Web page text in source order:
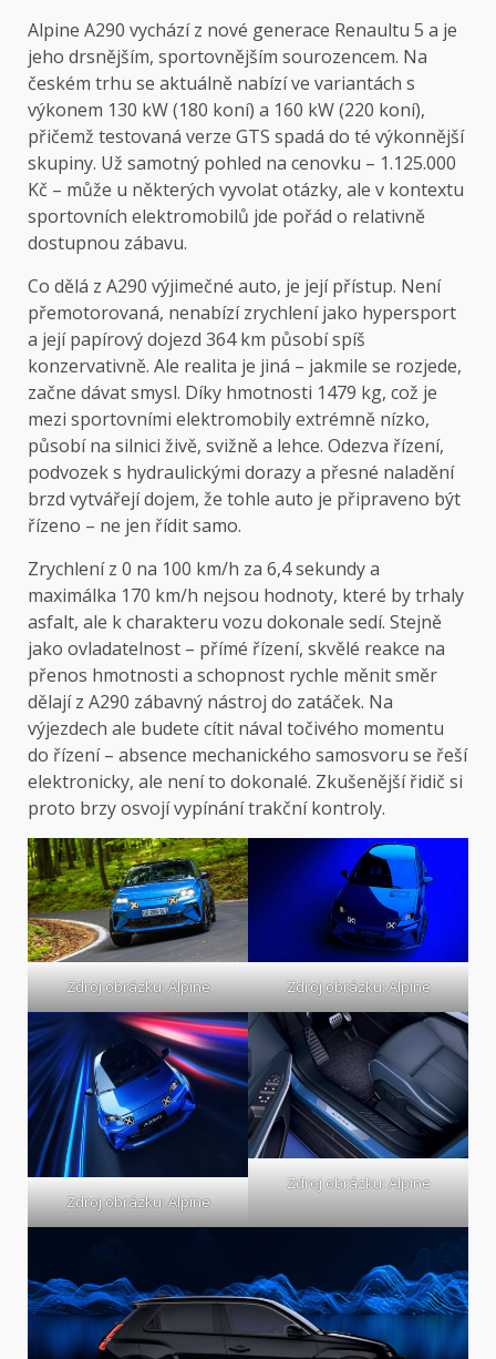
Alpine A290 vychází z nové generace Renaultu 5 a je
jeho drsnějším, sportovnějším sourozencem. Na
českém trhu se aktuálně nabízí ve variantách s
výkonem 130 kW (180 koní) a 160 kW (220 koní),
přičemž testovaná verze GTS spadá do té výkonnější
skupiny. Už samotný pohled na cenovku – 1.125.000
Kč – může u některých vyvolat otázky, ale v kontextu
sportovních elektromobilů jde pořád o relativně
dostupnou zábavu.
Co dělá z A290 výjimečné auto, je její přístup. Není
přemotorovaná, nenabízí zrychlení jako hypersport
a její papírový dojezd 364 km působí spíš
konzervativně. Ale realita je jiná – jakmile se rozjede,
začne dávat smysl. Díky hmotnosti 1479 kg, což je
mezi sportovními elektromobily extrémně nízko,
působí na silnici živě, svižně a lehce. Odezva řízení,
podvozek s hydraulickými dorazy a přesné naladění
brzd vytvářejí dojem, že tohle auto je připraveno být
řízeno – ne jen řídit samo.
Zrychlení z 0 na 100 km/h za 6,4 sekundy a
maximálka 170 km/h nejsou hodnoty, které by trhaly
asfalt, ale k charakteru vozu dokonale sedí. Stejně
jako ovladatelnost – přímé řízení, skvělé reakce na
přenos hmotnosti a schopnost rychle měnit směr
dělají z A290 zábavný nástroj do zatáček. Na
výjezdech ale budete cítit nával točivého momentu
do řízení – absence mechanického samosvoru se řeší
elektronicky, ale není to dokonalé. Zkušenější řidič si
proto brzy osvojí vypínání trakční kontroly.
Zdroj obrázku: Alpine Zdroj obrázku: Alpine
Zdroj obrázku: Alpine
Zdroj obrázku: Alpine